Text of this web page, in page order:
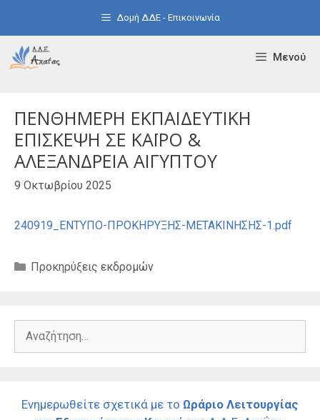
Δομή ΔΔΕ - Επικοινωνία
Μενού
ΠΕΝΘΗΜΕΡΗ ΕΚΠΑΙΔΕΥΤΙΚΗ
ΕΠΙΣΚΕΨΗ ΣΕ ΚΑΪΡΟ &
ΑΛΕΞΑΝΔΡΕΙΑ ΑΙΓΥΠΤΟΥ
9 Οκτωβρίου 2025
240919_ΕΝΤΥΠΟ-ΠΡΟΚΗΡΥΞΗΣ-ΜΕΤΑΚΙΝΗΣΗΣ-1.pdf
Κατηγορίες
Προκηρύξεις εκδρομών
Αναζήτηση
Ενημερωθείτε σχετικά με το Ωράριο Λειτουργίας